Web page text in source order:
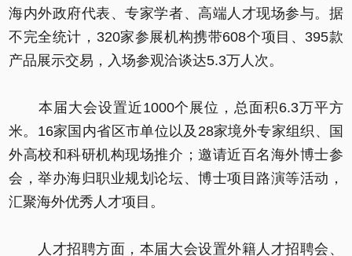
海内外政府代表、专家学者、高端人才现场参与。据
不完全统计，320家参展机构携带608个项目、395款
产品展示交易，入场参观洽谈达5.3万人次。
本届大会设置近1000个展位，总面积6.3万平方
米。16家国内省区市单位以及28家境外专家组织、国
外高校和科研机构现场推介；邀请近百名海外博士参
会，举办海归职业规划论坛、博士项目路演等活动，
汇聚海外优秀人才项目。
人才招聘方面，本届大会设置外籍人才招聘会、